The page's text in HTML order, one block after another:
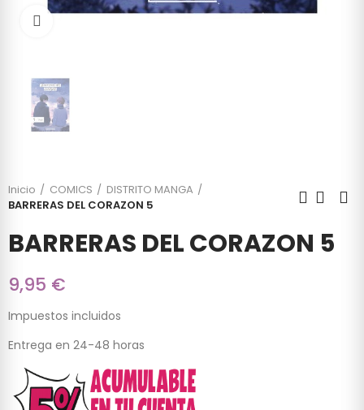
Inicio COMICS
DISTRITO MANGA
BARRERAS DEL CORAZON 5
BARRERAS DEL CORAZON 5
9,95 €
Impuestos incluidos
Entrega en 24-48 horas